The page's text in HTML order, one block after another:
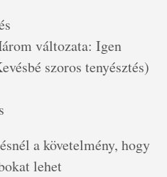
változata: Igen
szoros tenyésztés)
a követelmény, hogy
lehet